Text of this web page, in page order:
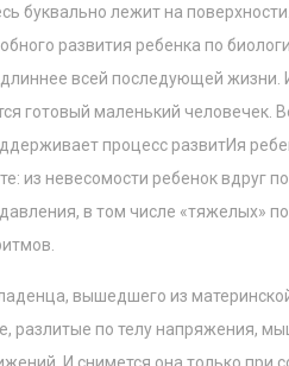
буквально лежит на
развития ребенка по
всей последующей жизни.
готовый маленький человечек.
процесс развитИя
из невесомости ребенок вдруг
в том числе «тяжелых»
вышедшего из
разлитые по телу напряжения,
И снимется она только при